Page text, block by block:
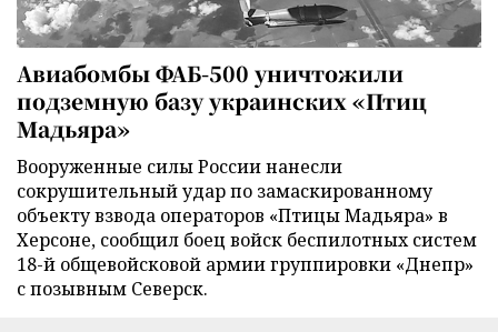
Авиабомбы ФАБ-500 уничтожили
подземную базу украинских «Птиц
Мадьяра»
Вооруженные силы России нанесли
сокрушительный удар по замаскированному
объекту взвода операторов «Птицы Мадьяра» в
Херсоне, сообщил боец войск беспилотных систем
18-й общевойсковой армии группировки «Днепр»
с позывным Северск.